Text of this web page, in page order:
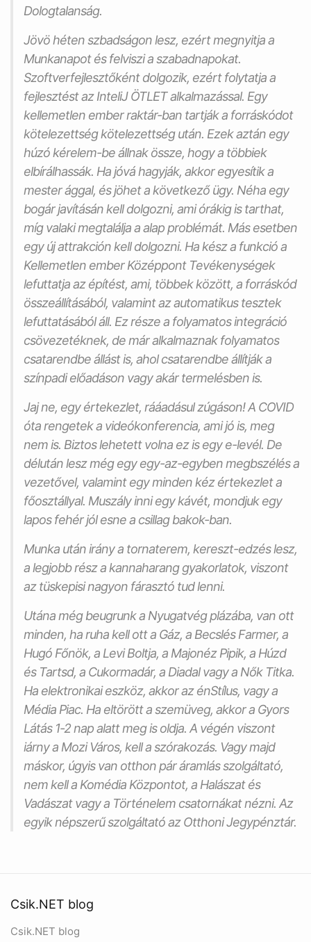
Dologtalanság.
Jövö héten szbadságon lesz, ezért megnyitja a
Munkanapotés felviszi a szabadnapokat.
Szoftverfejlesztőként dolgozik, ezért folytatja a
fejlesztést azInteliJ ÖTLETalkalmazással. Egy
kellemetlen emberraktár-ban tartják a forráskódot
kötelezettségkötelezettségután. Ezek aztán egy
húzó kérelem-be állnak össze, hogy a többiek
elbírálhassák. Ha jóvá hagyják, akkoregyesítika
mesterággal, és jöhet a következőügy. Néha egy
bogárjavításán kell dolgozni, ami órákig is tarthat,
míg valaki megtalálja aalap problémát. Más esetben
egy újattrakciónkell dolgozni. Ha kész a funkció a
Kellemetlen ember Középpont Tevékenységek
lefuttatja azépítést, ami, többek között, a forráskód
összeállításából, valamint az automatikus tesztek
lefuttatásából áll. Ez része a folyamatosintegráció
csövezetéknek, de már alkalmaznakfolyamatos
csatarendbe állástis, aholcsatarendbe állítjáka
színpadi előadáson vagy akártermelésbenis.
Jaj ne, egyértekezlet, rááadásulzúgáson! A COVID
óta rengetek a videókonferencia, ami jó is, meg
nem is. Biztos lehetett volna ez is egye-levél. De
délután lesz még egyegy-az-egybenmegbszélés a
vezetővel, valamint egyminden kéz értekezleta
főosztállyal. Muszály inni egy kávét, mondjuk egy
lapos fehérjól esne a csillag bakok-ban.
Munka után irány a tornaterem, kereszt-edzéslesz,
a legjobb rész akannaharanggyakorlatok, viszont
aztüskepisinagyon fárasztó tud lenni.
Utána még beugrunk a Nyugatvégplázába, van ott
minden, ha ruha kell ott a Gáz, a Becslés Farmer, a
Hugó Főnök, a Levi Boltja, a Majonéz Pipik, a Húzd
és Tartsd, a Cukormadár, a Diadalvagy a Nők Titka.
Ha elektronikai eszköz, akkor azénStílus, vagy a
Média Piac. Ha eltörött a szemüveg, akkor a Gyors
Látás1-2 nap alatt meg is oldja. A végén viszont
iárny a Mozi Város, kell a szórakozás. Vagy majd
máskor, úgyis van otthon páráramlás szolgáltató,
nem kell a Komédia Központot, a Halászat és
Vadászatvagy a Történelem csatornákat nézni. Az
egyik népszerű szolgáltató azOtthoni Jegypénztár.
Csik.NET blog
Csik.NET blog